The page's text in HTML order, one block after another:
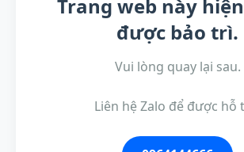
Trang web này
được bảo trì.
Vui lòng quay lại sau.
Liên hệ Zalo để được hỗ